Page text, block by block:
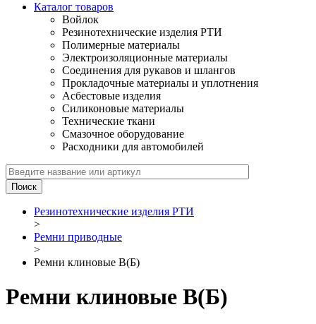
Каталог товаров
Войлок
Резинотехнические изделия РТИ
Полимерные материалы
Электроизоляционные материалы
Соединения для рукавов и шлангов
Прокладочные материалы и уплотнения
Асбестовые изделия
Силиконовые материалы
Технические ткани
Смазочное оборудование
Расходники для автомобилей
Резинотехнические изделия РТИ
>
Ремни приводные
>
Ремни клиновые B(Б)
Ремни клиновые B(Б)